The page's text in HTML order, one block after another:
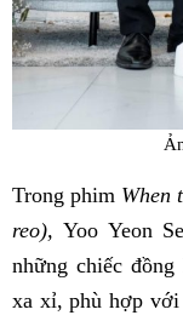
Trong phim When
reo),Yoo Yeon
những chiếc
xa xỉ, phù hợp với